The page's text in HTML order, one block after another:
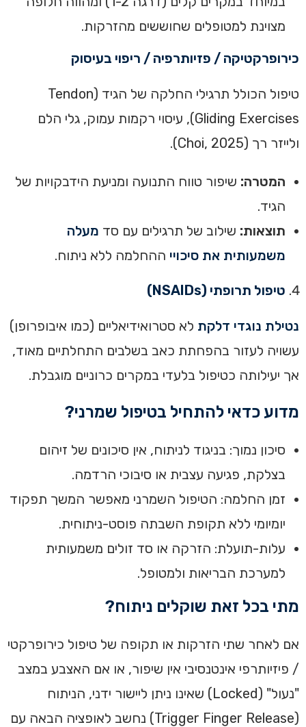
מצוינת למטופלים שחוששים מהזרקות.
כירופרקטיקה / פזיותרפיה / ריפוי בעיסוק
טיפול הכולל תרגילי החלקה של הגיד (Tendon
Gliding Exercises), עיסוי רקמות עמוק, גלי הלם
ולייזר רך (Choi, 2025).
המטרה: שיפור טווח התנועה ומניעת הידבקויות של
הגיד.
תוצאות: שילוב של תרגילים עם סד מעלה
משמעותית את סיכויי ההחלמה ללא ניתוח.
טיפול תרופתי (NSAIDs)
נטילת נוגדי דלקת לא סטרואידיאליים (כמו איבופרופן)
עשויה לעזור בהפחתת כאב בשלבים התחלתיים מאוד,
אך יעילותה כטיפול בלעדי במקרים כרוניים מוגבלת.
מדוע כדאי להתחיל בטיפול שמרני?
סיכון נמוך: בניגוד לניתוח, אין סיכונים של זיהום
בצלקת, פגיעה עצבית או סיבוכי הרדמה.
זמן החלמה: הטיפול השמרני מאפשר המשך תפקוד
יומיומי ללא תקופת השבתה פוסט-ניתוחית.
עלות-תועלת: הזרקה או סד זולים משמעותית
למערכת הבריאות ולמטופל.
מתי בכל זאת שוקלים ניתוח?
אם לאחר שתי הזרקות או תקופה של טיפול כירופרקטי
/ פיזיותרפי אינטנסיבי אין שיפור, או אם האצבע במצב
"נעול" (Locked) שאינו ניתן ליישור ידני, הניתוח
(Trigger Finger Release) נחשב לאופציה הבאה עם